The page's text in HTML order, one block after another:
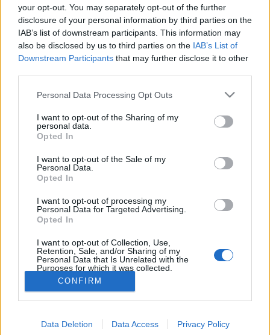
your opt-out. You may separately opt-out of the further
disclosure of your personal information by third parties on the
IAB’s list of downstream participants. This information may
also be disclosed by us to third parties on the IAB’s List of
Downstream Participants that may further disclose it to other
Please note that this website/app uses one or more Google
not limited to your visit or usage behaviour. You may click to
grant or deny consent to Google and its third-party tags to
use your data for below specified purposes in below Google
consent section.
Personal Data Processing Opt Outs
I want to opt-out of the Sharing of my
personal data.
Opted In
I want to opt-out of the Sale of my
Personal Data.
Opted In
I want to opt-out of processing my
Personal Data for Targeted Advertising.
Opted In
I want to opt-out of Collection, Use,
Retention, Sale, and/or Sharing of my
Personal Data that Is Unrelated with the
Purposes for which it was collected.
Opted Out
Google consents
I want to allow Google to enable storage
CONFIRM
Data Deletion Data Access Privacy Policy
Egy régi adósságomat törlesztem azzal, hogy az
április 25-én a Kontakt Rádióban elhangzott interjút
megosztom veletek. 18 és 19 óra között Szabó István
kapcsolatteremtő…
Kérdezd Dr. Szabó G. Gábort!
Most szombaton, április 25-én a Kontakt Rádió
és ez nem lesz másképpen az esti műsorsávban sem.
18 és 19 óra között Szabó István vendége lesz Dr.
rendelkező kártyabűvész, aki…